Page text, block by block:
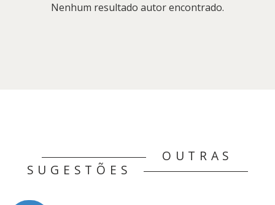
Nenhum resultado autor encontrado.
OUTRAS
SUGESTÕES